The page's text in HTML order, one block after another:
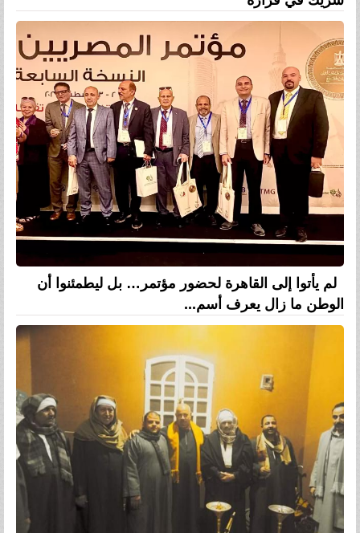
لم يأتوا إلى القاهرة لحضور مؤتمر… بل ليطمئنوا أن
الوطن ما زال يعرف أسم...